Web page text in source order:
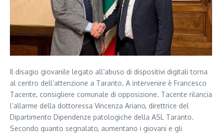
Il disagio giovanile legato all’abuso di dispositivi digitali torna
al centro dell’attenzione a Taranto. A intervenire è Francesco
Tacente, consigliere comunale di opposizione. Tacente rilancia
l’allarme della dottoressa Vincenza Ariano, direttrice del
Dipartimento Dipendenze patologiche della ASL Taranto.
Secondo quanto segnalato, aumentano i giovani e gli